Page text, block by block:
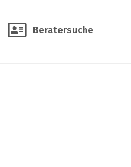
Beratersuche